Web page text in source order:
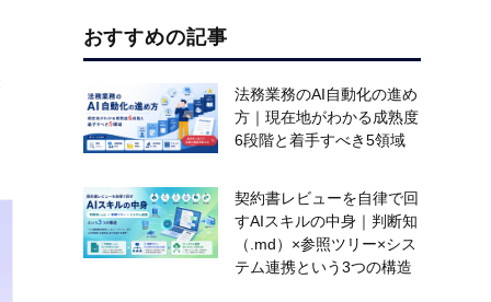
おすすめの記事
法務業務のAI自動化の進め
方｜現在地がわかる成熟度
6段階と着手すべき5領域
契約書レビューを自律で回
すAIスキルの中身｜判断知
（.md）×参照ツリー×シス
テム連携という3つの構造